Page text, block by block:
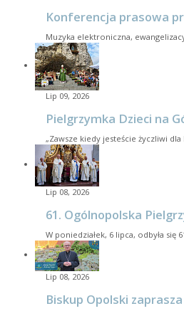
Konferencja prasowa
Muzyka elektroniczna,
Lip 09, 2026
Pielgrzymka Dzieci na
„Zawsze kiedy jesteście życzliwi
Lip 08, 2026
61. Ogólnopolska
W poniedziałek, 6 lipca, odbyła się
Lip 08, 2026
Biskup Opolski